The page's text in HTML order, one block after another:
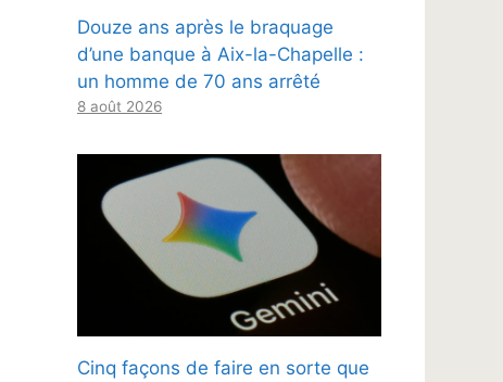
Douze ans après le braquage
d’une banque à Aix-la-Chapelle :
un homme de 70 ans arrêté
8 août 2026
Cinq façons de faire en sorte que